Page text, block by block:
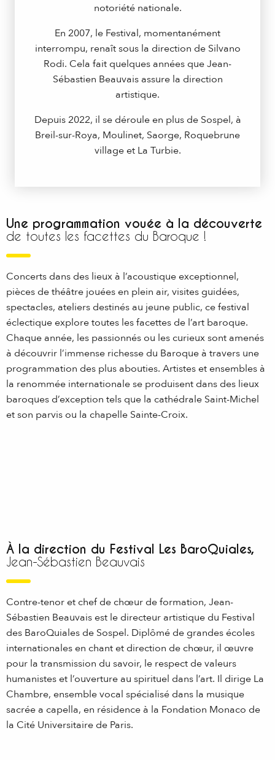
notoriété nationale.
En 2007, le Festival, momentanément
interrompu, renaît sous la direction de Silvano
Rodi. Cela fait quelques années que Jean-
Sébastien Beauvais assure la direction
artistique.
Depuis 2022, il se déroule en plus de Sospel, à
Breil-sur-Roya, Moulinet, Saorge, Roquebrune
village et La Turbie.
Une programmation vouée à la découverte
de toutes les facettes du Baroque !
Concerts dans des lieux à l’acoustique exceptionnel,
pièces de théâtre jouées en plein air, visites guidées,
spectacles, ateliers destinés au jeune public, ce festival
éclectique explore toutes les facettes de l’art baroque.
Chaque année, les passionnés ou les curieux sont amenés
à découvrir l’immense richesse du Baroque à travers une
programmation des plus abouties. Artistes et ensembles à
la renommée internationale se produisent dans des lieux
baroques d’exception tels que la cathédrale Saint-Michel
et son parvis ou la chapelle Sainte-Croix.
À la direction du Festival Les BaroQuiales,
Jean-Sébastien Beauvais
Contre-tenor et chef de chœur de formation, Jean-
Sébastien Beauvais est le directeur artistique du Festival
des BaroQuiales de Sospel. Diplômé de grandes écoles
internationales en chant et direction de chœur, il œuvre
pour la transmission du savoir, le respect de valeurs
humanistes et l’ouverture au spirituel dans l’art. Il dirige La
Chambre, ensemble vocal spécialisé dans la musique
sacrée a capella, en résidence à la Fondation Monaco de
la Cité Universitaire de Paris.